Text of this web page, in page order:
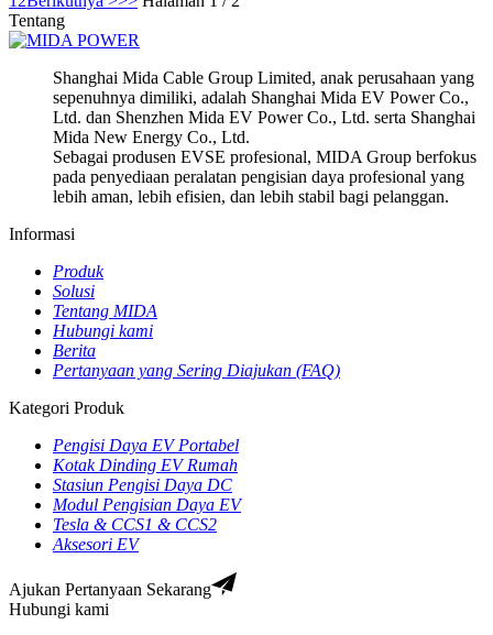
Tentang
Shanghai Mida Cable Group Limited, anak perusahaan yang
sepenuhnya dimiliki, adalah Shanghai Mida EV Power Co.,
Ltd. dan Shenzhen Mida EV Power Co., Ltd. serta Shanghai
Mida New Energy Co., Ltd.
Sebagai produsen EVSE profesional, MIDA Group berfokus
pada penyediaan peralatan pengisian daya profesional yang
lebih aman, lebih efisien, dan lebih stabil bagi pelanggan.
Informasi
Produk
Solusi
Tentang MIDA
Hubungi kami
Berita
Pertanyaan yang Sering Diajukan (FAQ)
Kategori Produk
Pengisi Daya EV Portabel
Kotak Dinding EV Rumah
Stasiun Pengisi Daya DC
Modul Pengisian Daya EV
Tesla & CCS1 & CCS2
Aksesori EV
Ajukan Pertanyaan Sekarang
Hubungi kami